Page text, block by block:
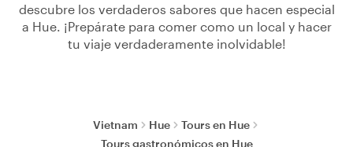
descubre los verdaderos sabores que hacen especial
a Hue. ¡Prepárate para comer como un local y hacer
tu viaje verdaderamente inolvidable!
Vietnam Hue
Tours en Hue
Tours gastronómicos en Hue